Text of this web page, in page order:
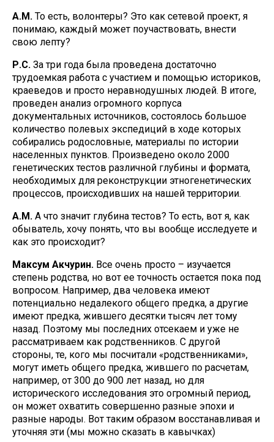
А.М. То есть, волонтеры? Это как сетевой проект, я
понимаю, каждый может поучаствовать, внести
свою лепту?
Р.С. За три года была проведена достаточно
трудоемкая работа с участием и помощью историков,
краеведов и просто неравнодушных людей. В итоге,
проведен анализ огромного корпуса
документальных источников, состоялось большое
количество полевых экспедиций в ходе которых
собирались родословные, материалы по истории
населенных пунктов. Произведено около 2000
генетических тестов различной глубины и формата,
необходимых для реконструкции этногенетических
процессов, происходивших на нашей территории.
А.М. А что значит глубина тестов? То есть, вот я, как
обыватель, хочу понять, что вы вообще исследуете и
как это происходит?
Максум Акчурин. Все очень просто – изучается
степень родства, но вот ее точность остается пока под
вопросом. Например, два человека имеют
потенциально недалекого общего предка, а другие
имеют предка, жившего десятки тысяч лет тому
назад. Поэтому мы последних отсекаем и уже не
рассматриваем как родственников. С другой
стороны, те, кого мы посчитали «родственниками»,
могут иметь общего предка, жившего по расчетам,
например, от 300 до 900 лет назад, но для
исторического исследования это огромный период,
он может охватить совершенно разные эпохи и
разные народы. Вот таким образом восстанавливая и
уточняя эти (мы можно сказать в кавычках)